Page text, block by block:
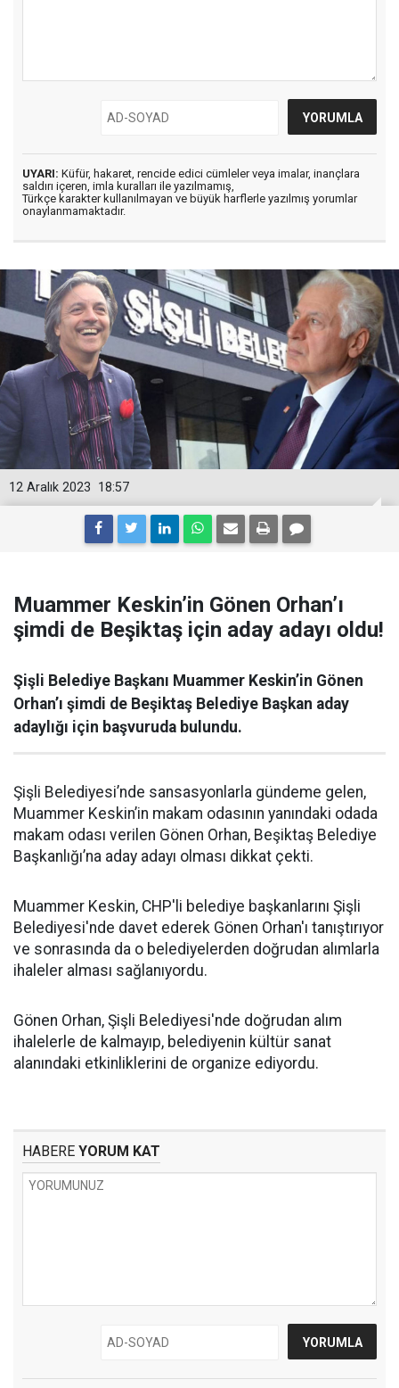
UYARI: Küfür, hakaret, rencide edici cümleler veya imalar, inançlara
saldırı içeren, imla kuralları ile yazılmamış,
Türkçe karakter kullanılmayan ve büyük harflerle yazılmış yorumlar
onaylanmamaktadır.
18:57
12 Aralık 2023
Muammer Keskin’in Gönen Orhan’ı
şimdi de Beşiktaş için aday adayı oldu!
Şişli Belediye Başkanı Muammer Keskin’in Gönen
Orhan’ı şimdi de Beşiktaş Belediye Başkan aday
adaylığı için başvuruda bulundu.
Şişli Belediyesi’nde sansasyonlarla gündeme gelen,
Muammer Keskin’in makam odasının yanındaki odada
makam odası verilen Gönen Orhan, Beşiktaş Belediye
Başkanlığı’na aday adayı olması dikkat çekti.
Muammer Keskin, CHP'li belediye başkanlarını Şişli
Belediyesi'nde davet ederek Gönen Orhan'ı tanıştırıyor
ve sonrasında da o belediyelerden doğrudan alımlarla
ihaleler alması sağlanıyordu.
Gönen Orhan, Şişli Belediyesi'nde doğrudan alım
ihalelerle de kalmayıp, belediyenin kültür sanat
alanındaki etkinliklerini de organize ediyordu.
HABERE YORUM KAT